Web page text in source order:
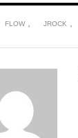
FLOW, JROCK